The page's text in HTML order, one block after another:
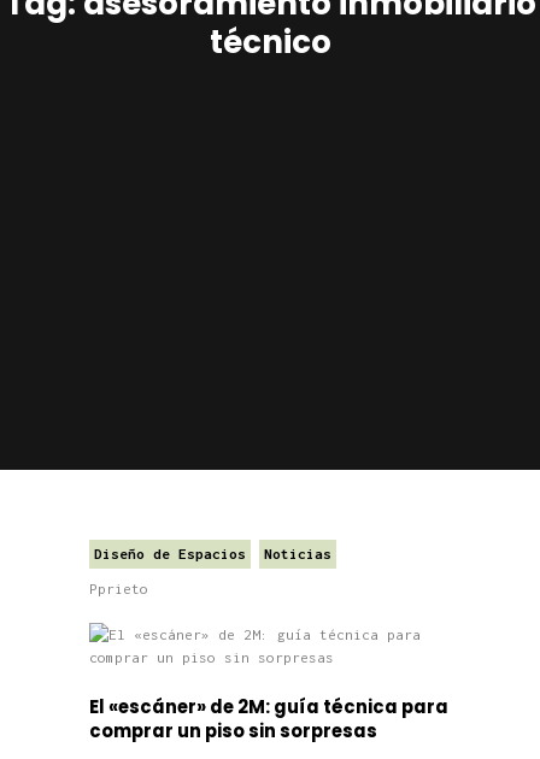
técnico
Diseño de Espacios Noticias
Pprieto
El «escáner» de 2M: guía técnica para
comprar un piso sin sorpresas